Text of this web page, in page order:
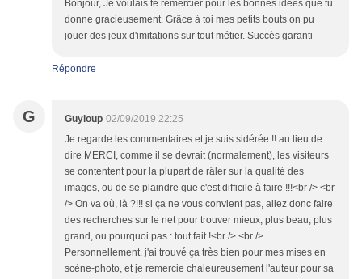
Bonjour, Je voulais te remercier pour les bonnes idées que tu
donne gracieusement. Grâce à toi mes petits bouts on pu
jouer des jeux d'imitations sur tout métier. Succès garanti
Répondre
G Guyloup 02/09/2019 22:25
Je regarde les commentaires et je suis sidérée !! au lieu de
dire MERCI, comme il se devrait (normalement), les visiteurs
se contentent pour la plupart de râler sur la qualité des
images, ou de se plaindre que c'est difficile à faire !!!<br /> <br
/> On va où, là ?!!! si ça ne vous convient pas, allez donc faire
des recherches sur le net pour trouver mieux, plus beau, plus
grand, ou pourquoi pas : tout fait !<br /> <br />
Personnellement, j'ai trouvé ça très bien pour mes mises en
scène-photo, et je remercie chaleureusement l'auteur pour sa